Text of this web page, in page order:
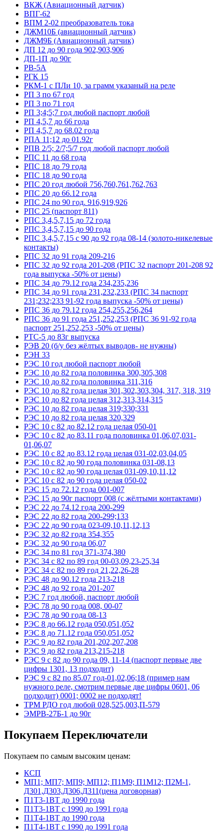
ВКЖ (Авиационный датчик)
ВПГ-62
ВПМ 2-02 преобразователь тока
ДЖМ10Б (авиационный датчик)
ДЖМ9Б (Авиационный датчик)
ДП 12 до 90 года 902,903,906
ДП-1П до 90г
РВ-5А
РГК 15
РКМ-1 с ПЛи 10, за грамм указаный на реле
РП 3 по 67 год
РП 3 по 71 год
РП 3;4;5;7 год любой паспорт любой
РП 4,5,7 до 66 года
РП 4,5,7 до 68.02 года
РПА 11;12 до 01.92г
РПВ 2/5; 2/7;5/7 год любой паспорт любой
РПС 11 до 68 года
РПС 18 до 79 года
РПС 18 до 90 года
РПС 20 год любой 756,760,761,762,763
РПС 20 до 66.12 года
РПС 24 по 90 год. 916,919,926
РПС 25 (паспорт 811)
РПС 3,4,5,7,15 до 72 года
РПС 3,4,5,7,15 до 90 года
РПС 3,4,5,7,15 с 90 до 92 года 08-14 (золото-никелевые
контакты)
РПС 32 до 91 года 209-216
РПС 32 до 92 года 201-208 (РПС 32 паспорт 201-208 92
года выпуска -50% от цены)
РПС 34 до 79.12 года 234,235,236
РПС 34 до 91 года 231,232,233 (РПС 34 паспорт
231;232;233 91-92 года выпуска -50% от цены)
РПС 36 до 79.12 года 254,255,256,264
РПС 36 до 91 года 251,252,253 (РПС 36 91-92 года
паспорт 251,252,253 -50% от цены)
РТС-5 до 83г выпуска
РЭВ 20 (б/у без жёлтых выводов- не нужны)
РЭН 33
РЭС 10 год любой паспорт любой
РЭС 10 до 82 года половинка 300,305,308
РЭС 10 до 82 года половинка 311,316
РЭС 10 до 82 года целая 301,302,303,304, 317, 318, 319
РЭС 10 до 82 года целая 312,313,314,315
РЭС 10 до 82 года целая 319;330;331
РЭС 10 до 82 года целая 320,329
РЭС 10 с 82 до 82.12 года целая 050-01
РЭС 10 с 82 до 83.11 года половинка 01,06,07,031-
01,06,07
РЭС 10 с 82 до 83.12 года целая 031-02,03,04,05
РЭС 10 с 82 до 90 года половинка 031-08,13
РЭС 10 с 82 до 90 года целая 031-09,10,11,12
РЭС 10 с 82 до 90 года целая 050-02
РЭС 15 до 72.12 года 001-007
РЭС 15 до 90г паспорт 008 (с жёлтыми контактами)
РЭС 22 до 74.12 года 200-299
РЭС 22 до 82 года 200-299;133
РЭС 22 до 90 года 023-09,10,11,12,13
РЭС 32 до 82 года 354,355
РЭС 32 до 90 года 06,07
РЭС 34 по 81 год 371-374,380
РЭС 34 с 82 по 89 год 00-03,09,23-25,34
РЭС 34 с 82 по 89 год 21,22,26-28
РЭС 48 до 90.12 года 213-218
РЭС 48 до 92 года 201-207
РЭС 7 год любой, паспорт любой
РЭС 78 до 90 года 008, 00-07
РЭС 78 до 90 года 08-13
РЭС 8 до 66.12 года 050,051,052
РЭС 8 до 71.12 года 050,051,052
РЭС 9 до 82 года 201,202,207,208
РЭС 9 до 82 года 213,215-218
РЭС 9 с 82 до 90 года 09, 11-14 (паспорт первые две
цифры 1301, 13 подходит)
РЭС 9 с 82 по 85.07 год-01,02,06;18 (пример нам
нужного реле, смотрим первые две цифры 0601, 06
подходит) 0001; 0002 не подходят!
ТРМ РДО год любой 028,525,003,П-579
ЭМРВ-27Б-1 до 90г
Покупаем Переключатели
Покупаем по самым высоким ценам:
КСП
МП1; МП7; МП9; МП12; П1М9; П1М12; П2М-1,
Д301,Д303,Д306,Д311(цена договорная)
П1Т3-1ВТ до 1990 года
П1Т3-1ВТ с 1990 до 1991 года
П1Т4-1ВТ до 1990 года
П1Т4-1ВТ с 1990 до 1991 года